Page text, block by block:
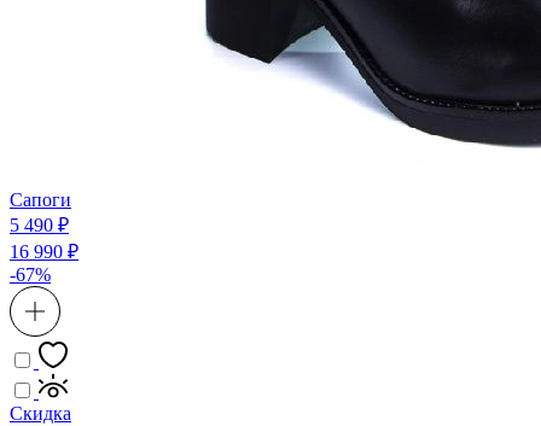
Сапоги
5 490 ₽
16 990 ₽
-67%
Скидка